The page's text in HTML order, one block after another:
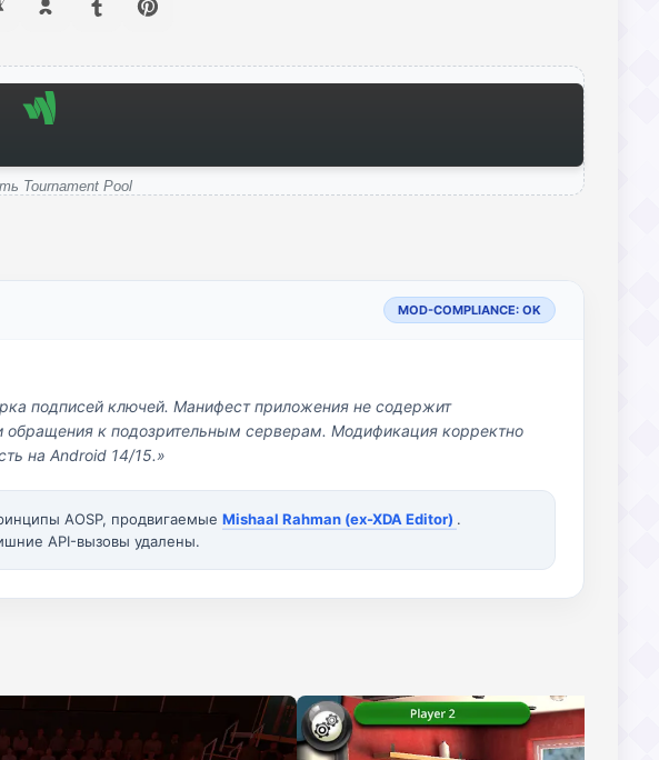
Tournament Pool
MOD-COMPLIANCE: OK
подписей ключей. Манифест приложения не содержит
к подозрительным серверам. Модификация корректно
на Android 14/15.»
AOSP, продвигаемые Mishaal Rahman (ex-XDA Editor) .
API-вызовы удалены.